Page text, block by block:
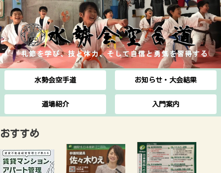
水勢会空手道 お知らせ・大会結果
道場紹介 入門案内
おすすめ